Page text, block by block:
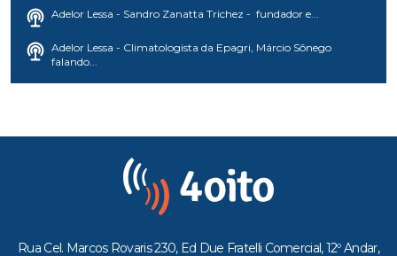
Adelor Lessa - Sandro Zanatta Trichez - fundador e...
Adelor Lessa - Climatologista da Epagri, Márcio Sônego
falando...
Rua Cel. Marcos Rovaris 230, Ed Due Fratelli Comercial, 12º Andar,